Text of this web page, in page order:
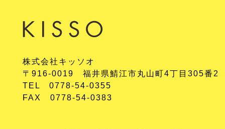
株式会社キッソオ
〒916-0019 福井県鯖江市丸山町4丁目305番2
TEL 0778-54-0355
FAX 0778-54-0383